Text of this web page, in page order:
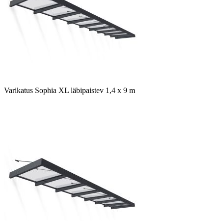
Varikatus Sophia XL läbipaistev 1,4 x 9 m